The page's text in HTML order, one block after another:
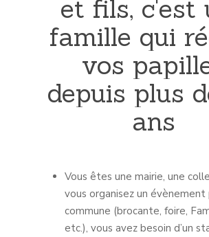
et fils, c'est
famille qui
vos
depuis plus
ans
Vous êtes une mairie, une
vous organisez un
commune (brocante, foire,
etc.), vous avez besoin d’un